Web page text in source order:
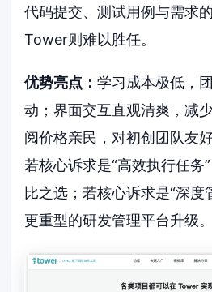
代码提交、测试用例与需求
Tower则难以胜任。
优势亮点：学习成本极低，
动；界面交互直观清爽，减
阅价格亲民，对初创团队友
若核心诉求是“高效执行任务
比之选；若核心诉求是“深度
更重型的研发管理平台升级。